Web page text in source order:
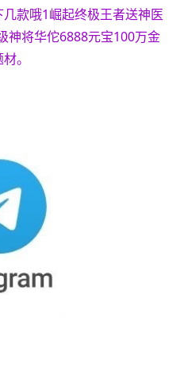
款哦1崛起终极王者送神医
神将华佗6888元宝100万金
。